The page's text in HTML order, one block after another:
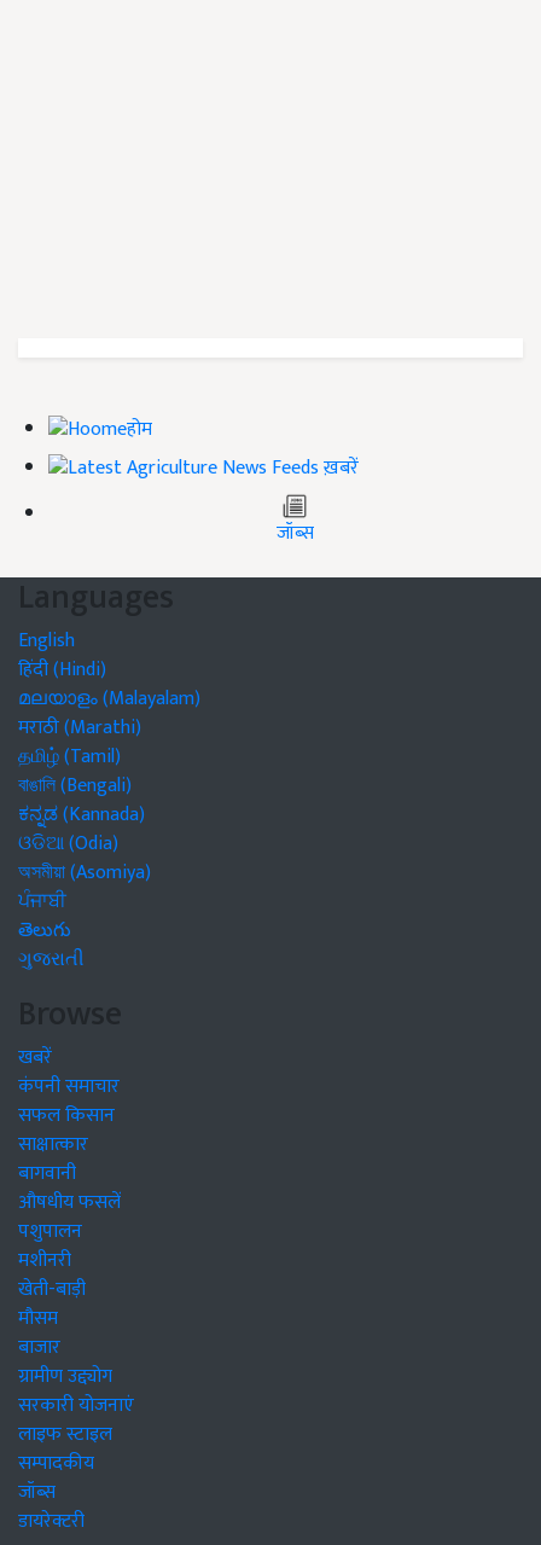
होम
ख़बरें
जॉब्स
Languages
English
हिंदी (Hindi)
മലയാളം (Malayalam)
मराठी (Marathi)
தமிழ் (Tamil)
বাঙালি (Bengali)
ಕನ್ನಡ (Kannada)
ଓଡିଆ (Odia)
অসমীয়া (Asomiya)
ਪੰਜਾਬੀ
తెలుగు
ગુજરાતી
Browse
खबरें
कंपनी समाचार
सफल किसान
साक्षात्कार
बागवानी
औषधीय फसलें
पशुपालन
मशीनरी
खेती-बाड़ी
मौसम
बाजार
ग्रामीण उद्द्योग
सरकारी योजनाएं
लाइफ स्टाइल
सम्पादकीय
जॉब्स
डायरेक्टरी